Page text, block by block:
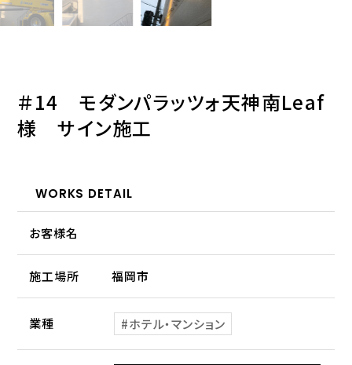
＃14 モダンパラッツォ天神南Leaf
様 サイン施工
WORKS DETAIL
お客様名
施工場所 福岡市
業種 ホテル・マンション